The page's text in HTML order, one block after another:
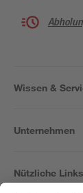
Wissen &
Unternehmen
Nützliche Links